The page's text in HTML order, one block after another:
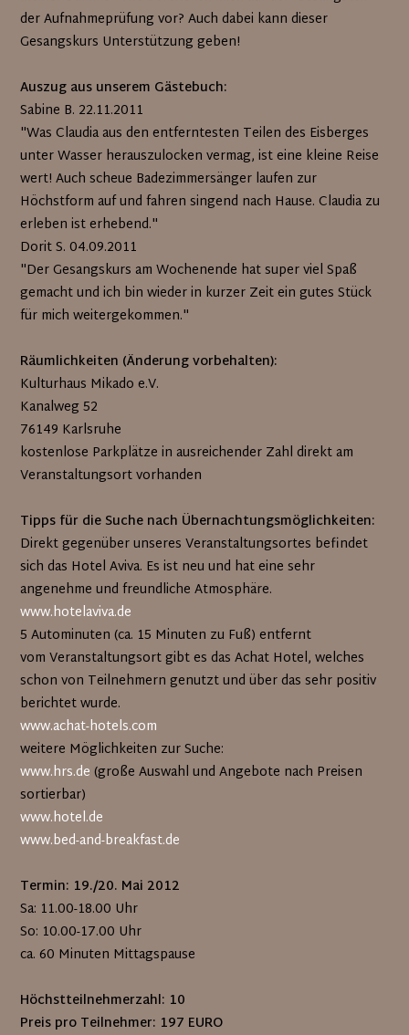
der Aufnahmeprüfung vor? Auch dabei kann dieser
Gesangskurs Unterstützung geben!
Auszug aus unserem Gästebuch:
Sabine B. 22.11.2011
"Was Claudia aus den entferntesten Teilen des Eisberges
unter Wasser herauszulocken vermag, ist eine kleine Reise
wert! Auch scheue Badezimmersänger laufen zur
Höchstform auf und fahren singend nach Hause. Claudia zu
erleben ist erhebend."
Dorit S. 04.09.2011
"Der Gesangskurs am Wochenende hat super viel Spaß
gemacht und ich bin wieder in kurzer Zeit ein gutes Stück
für mich weitergekommen."
Räumlichkeiten (Änderung vorbehalten):
Kulturhaus Mikado e.V.
Kanalweg 52
76149 Karlsruhe
kostenlose Parkplätze in ausreichender Zahl direkt am
Veranstaltungsort vorhanden
Tipps für die Suche nach Übernachtungsmöglichkeiten:
Direkt gegenüber unseres Veranstaltungsortes befindet
sich das Hotel Aviva. Es ist neu und hat eine sehr
angenehme und freundliche Atmosphäre.
www.hotelaviva.de
5 Autominuten (ca. 15 Minuten zu Fuß) entfernt
vom Veranstaltungsort gibt es das Achat Hotel, welches
schon von Teilnehmern genutzt und über das sehr positiv
berichtet wurde.
www.achat-hotels.com
weitere Möglichkeiten zur Suche:
www.hrs.de (große Auswahl und Angebote nach Preisen
sortierbar)
www.hotel.de
www.bed-and-breakfast.de
Termin: 19./20. Mai 2012
Sa: 11.00-18.00 Uhr
So: 10.00-17.00 Uhr
ca. 60 Minuten Mittagspause
Höchstteilnehmerzahl: 10
Preis pro Teilnehmer: 197 EURO